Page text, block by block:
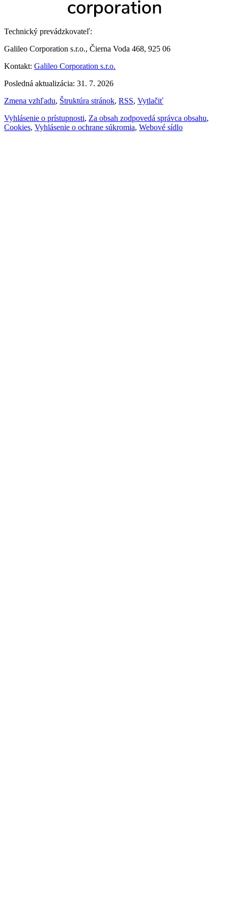
Technický prevádzkovateľ:
Galileo Corporation s.r.o., Čierna Voda 468, 925 06
Kontakt: Galileo Corporation s.r.o.
Posledná aktualizácia: 31. 7. 2026
Zmena vzhľadu, Štruktúra stránok, RSS, Vytlačiť
Vyhlásenie o prístupnosti, Za obsah zodpovedá správca obsahu,
Cookies, Vyhlásenie o ochrane súkromia, Webové sídlo